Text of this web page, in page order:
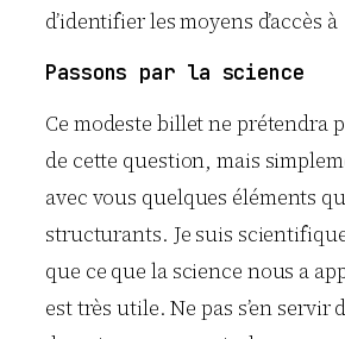
d’identifier les moyens d’accès
Passons par la science
Ce modeste billet ne prétendra
de cette question, mais
avec vous quelques éléments
structurants. Je suis
que ce que la science nous a
est très utile. Ne pas s’en servir